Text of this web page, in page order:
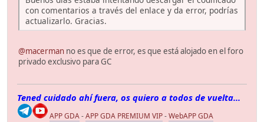
con comentarios a través del enlace y da error, podrías
actualizarlo. Gracias.
@macerman no es que de error, es que está alojado en el foro
privado exclusivo para GC
Tened cuidado ahí fuera, os quiero a todos de vuelta...
APP GDA-APP GDA PREMIUM VIP-WebAPP GDA